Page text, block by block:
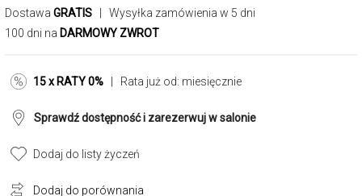
Dostawa GRATIS | Wysyłka zamówienia w 5 dni
100 dni na DARMOWY ZWROT
15 x RATY 0% | Rata już od: miesięcznie
Sprawdź dostępność i zarezerwuj w salonie
Dodaj do listy życzeń
Dodaj do porównania